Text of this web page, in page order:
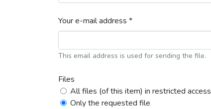
Your e-mail address *
This email address is used for sending the file.
Files
All files (of this item) in restricted access
Only the requested file